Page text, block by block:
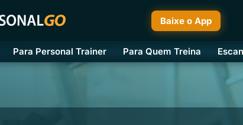
Baixe o App
Para Personal Trainer Para Quem Treina